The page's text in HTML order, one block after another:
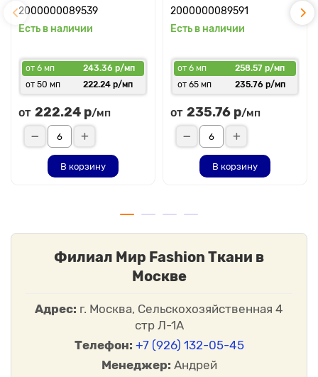
2000000089539
Есть в наличии
от 6 мп
243.36 р/мп
от 50 мп
222.24 р/мп
от 222.24 р/мп
В корзину
2000000089591
Есть в наличии
от 6 мп
258.57 р/мп
от 65 мп
235.76 р/мп
от 235.76 р/мп
В корзину
Филиал Мир Fashion Ткани в
Москве
Адрес: г. Москва, Сельскохозяйственная 4
стр Л-1А
Телефон: +7 (926) 132-05-45
Менеджер: Андрей